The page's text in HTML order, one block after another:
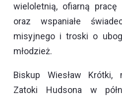
wieloletnią, ofiarną
oraz wspaniałe
misyjnego i troski o
młodzież.
Biskup Wiesław Krótki,
Zatoki Hudsona w